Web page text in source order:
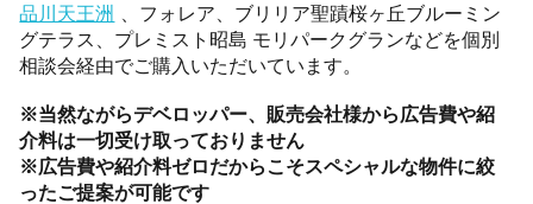
品川天王洲
、フォレア、ブリリア聖蹟桜ヶ丘ブルーミン
グテラス、プレミスト昭島 モリパークグランなどを個別
相談会経由でご購入いただいています。
※当然ながらデベロッパー、販売会社様から広告費や紹
介料は一切受け取っておりません
※広告費や紹介料ゼロだからこそスペシャルな物件に絞
ったご提案が可能です